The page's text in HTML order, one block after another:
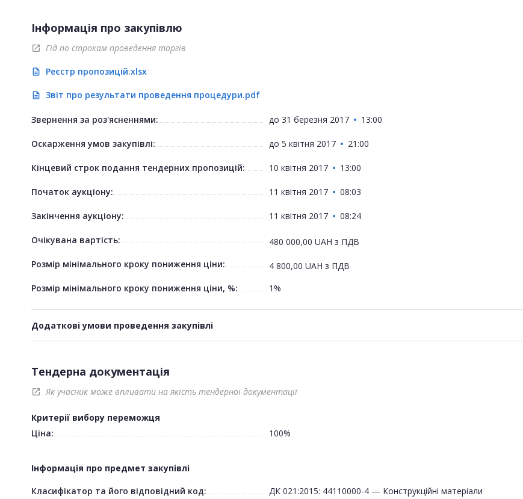
Інформація про закупівлю
open_in_new Гід по строкам проведення торгів
description Реєстр пропозицій.xlsx
description Звіт про результати проведення процедури.pdf
Звернення за роз'ясненнями: до 31 березня 2017 13:00
Оскарження умов закупівлі: до 5 квітня 2017 21:00
Кінцевий строк подання тендерних пропозицій: 10 квітня 2017 13:00
Початок аукціону: 11 квітня 2017 08:03
Закінчення аукціону: 11 квітня 2017 08:24
Очікувана вартість: 480 000,00 UAH з ПДВ
Розмір мінімального кроку пониження ціни:
4 800,00 UAH з ПДВ
Розмір мінімального кроку пониження ціни, %:
1%
Додаткові умови проведення закупівлі
Тендерна документація
open_in_new Як учасник може впливати на якість тендерної документації
Критерії вибору переможця
Ціна:
100%
Інформація про предмет закупівлі
Класифікатор та його відповідний код:
ДК 021:2015: 44110000-4 — Конструкційні матеріали